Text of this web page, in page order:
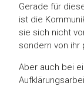
Gerade für
ist die
sie sich nicht
sondern von ihr
Aber auch bei